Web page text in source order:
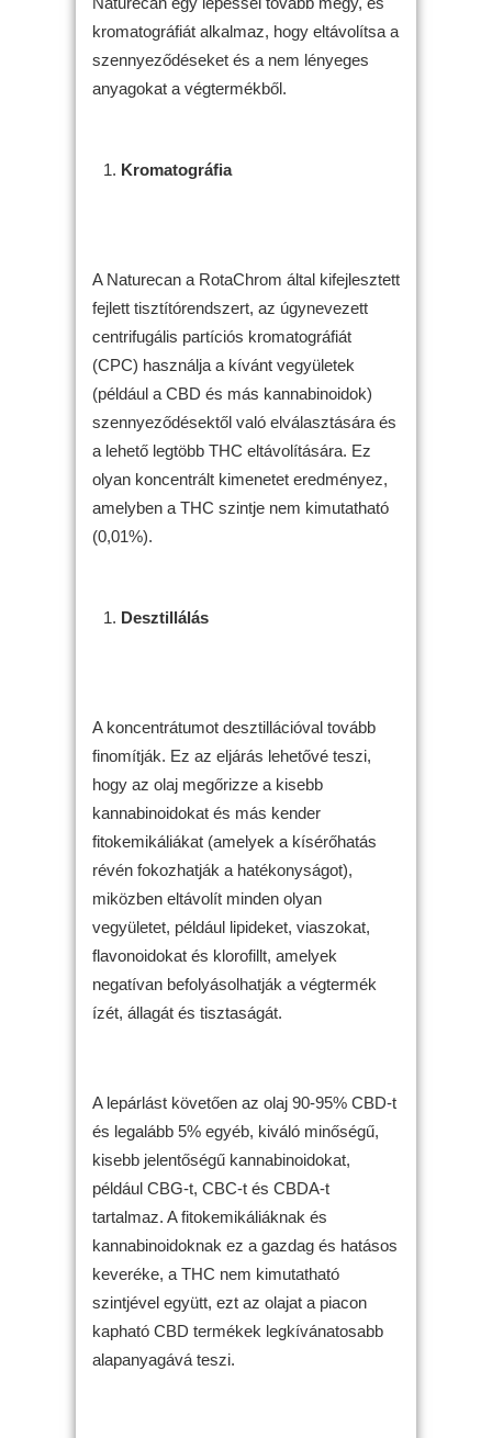
kromatográfiát alkalmaz, hogy eltávolítsa a
szennyeződéseket és a nem lényeges
anyagokat a végtermékből.
Kromatográfia
A Naturecan a RotaChrom által kifejlesztett
fejlett tisztítórendszert, az úgynevezett
centrifugális partíciós kromatográfiát
(CPC) használja a kívánt vegyületek
(például a CBD és más kannabinoidok)
szennyeződésektől való elválasztására és
a lehető legtöbb THC eltávolítására. Ez
olyan koncentrált kimenetet eredményez,
amelyben a THC szintje nem kimutatható
(0,01%).
Desztillálás
A koncentrátumot desztillációval tovább
finomítják. Ez az eljárás lehetővé teszi,
hogy az olaj megőrizze a kisebb
kannabinoidokat és más kender
fitokemikáliákat (amelyek a kísérőhatás
révén fokozhatják a hatékonyságot),
miközben eltávolít minden olyan
vegyületet, például lipideket, viaszokat,
flavonoidokat és klorofillt, amelyek
negatívan befolyásolhatják a végtermék
ízét, állagát és tisztaságát.
A lepárlást követően az olaj 90-95% CBD-t
és legalább 5% egyéb, kiváló minőségű,
kisebb jelentőségű kannabinoidokat,
például CBG-t, CBC-t és CBDA-t
tartalmaz. A fitokemikáliáknak és
kannabinoidoknak ez a gazdag és hatásos
keveréke, a THC nem kimutatható
szintjével együtt, ezt az olajat a piacon
kapható CBD termékek legkívánatosabb
alapanyagává teszi.